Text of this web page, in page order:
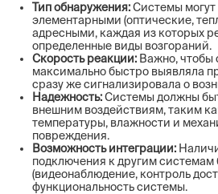
Тип обнаружения:Системы могут
элементарными (оптические,
адресными, каждая из которых
определенные виды возгораний.
Скорость реакции: Важно, чтобы
максимально быстро выявляла
сразу же сигнализировала о
Надежность:Системы должны
внешним воздействиям, таким
температуры, влажности и
повреждения.
Возможность интеграции:
подключения к другим системам
(видеонаблюдение, контроль
функциональность системы.